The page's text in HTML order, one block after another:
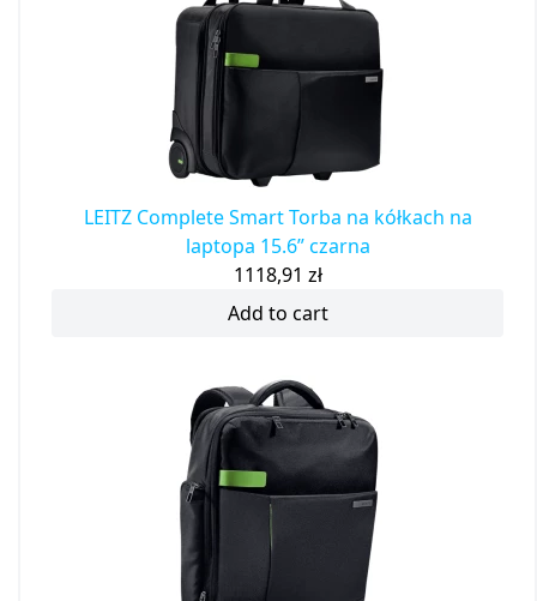
LEITZ Complete Smart Torba na kółkach na
laptopa 15.6” czarna
1118,91 zł
Add to cart